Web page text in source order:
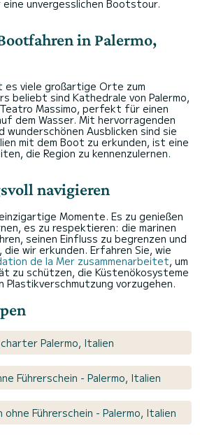
unvergesslichen Bootstour.
in Palermo,
es viele großartige Orte zum
beliebt sind Kathedrale von Palermo,
Massimo, perfekt für einen
dem Wasser. Mit hervorragenden
wunderschönen Ausblicken sind sie
mit dem Boot zu erkunden, ist eine
die Region zu kennenzulernen.
navigieren
Momente. Es zu genießen
es zu respektieren: die marinen
seinen Einfluss zu begrenzen und
wir erkunden. Erfahren Sie, wie
de la Mer zusammenarbeitet, um
zu schützen, die Küstenökosysteme
Plastikverschmutzung vorzugehen.
Palermo, Italien
Führerschein - Palermo, Italien
Führerschein - Palermo, Italien